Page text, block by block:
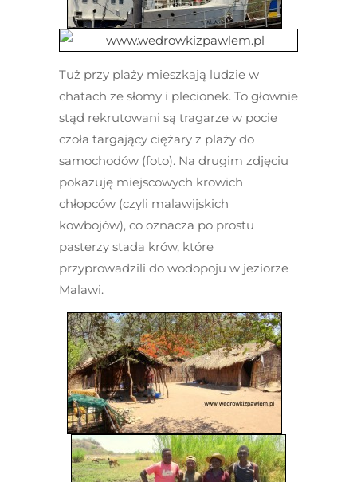
Tuż przy plaży mieszkają ludzie w
chatach ze słomy i plecionek. To głownie
stąd rekrutowani są tragarze w pocie
czoła targający ciężary z plaży do
samochodów (foto). Na drugim zdjęciu
pokazuję miejscowych krowich
chłopców (czyli malawijskich
kowbojów), co oznacza po prostu
pasterzy stada krów, które
przyprowadzili do wodopoju w jeziorze
Malawi.